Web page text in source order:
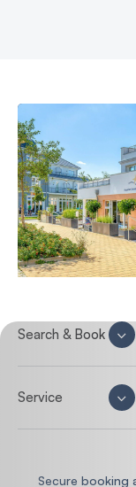
Search & Book
Service
Secure booking